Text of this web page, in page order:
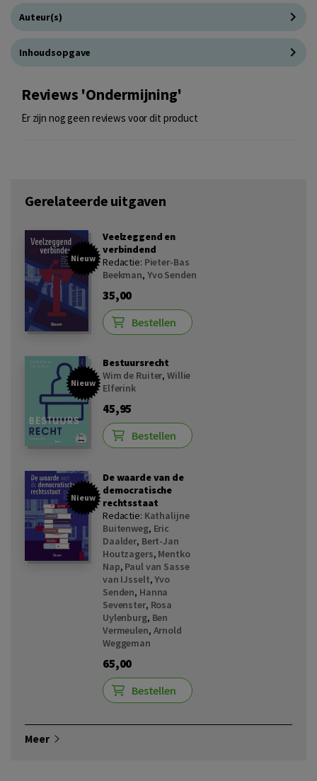
Auteur(s)
Inhoudsopgave
Reviews 'Ondermijning'
Er zijn nog geen reviews voor dit product
Gerelateerde uitgaven
Nieuw
Veelzeggend en
verbindend
Redactie: Pieter-Bas
Beekman, Yvo Senden
35,00
Bestellen
Nieuw
Bestuursrecht
Wim de Ruiter,Willie
Elferink
45,95
Bestellen
Nieuw
De waarde van de
democratische
rechtsstaat
Redactie: Kathalijne
Buitenweg, Eric
Daalder, Bert-Jan
Houtzagers, Mentko
Nap, Paul van Sasse
van IJsselt,Yvo
Senden, Hanna
Sevenster, Rosa
Uylenburg, Ben
Vermeulen, Arnold
Weggeman
65,00
Bestellen
Meer